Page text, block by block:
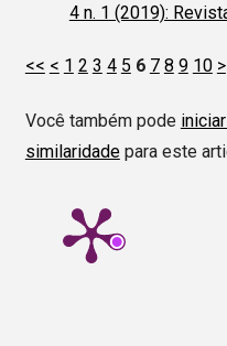
4 n. 1 (2019):
<< < 1 2 3 4 5 6 7 8 9 10 >
Você também pode
similaridadepara este